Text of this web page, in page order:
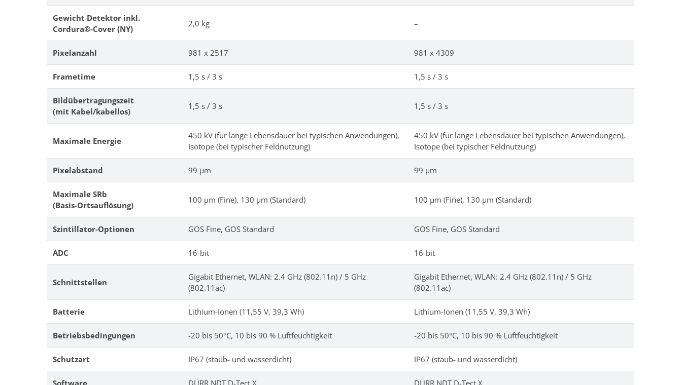
Gewicht Detektor inkl.
Cordura®-Cover (NY)
2,0 kg –
Pixelanzahl 981 x 2517 981 x 4309
Frametime 1,5 s / 3 s 1,5 s / 3 s
Bildübertragungszeit
(mit Kabel/kabellos)
1,5 s / 3 s 1,5 s / 3 s
Maximale Energie
450 kV (für lange Lebensdauer bei typischen Anwendungen),
Isotope (bei typischer Feldnutzung)
450 kV (für lange Lebensdauer bei typischen Anwendungen),
Isotope (bei typischer Feldnutzung)
Pixelabstand 99 μm 99 μm
Maximale SRb
(Basis-Ortsauflösung)
100 μm (Fine), 130 μm (Standard) 100 μm (Fine), 130 μm (Standard)
Szintillator-Optionen GOS Fine, GOS Standard GOS Fine, GOS Standard
ADC 16-bit 16-bit
Schnittstellen
Gigabit Ethernet, WLAN: 2.4 GHz (802.11n) / 5 GHz
(802.11ac)
Gigabit Ethernet, WLAN: 2.4 GHz (802.11n) / 5 GHz
(802.11ac)
Batterie Lithium-Ionen (11,55 V, 39,3 Wh) Lithium-Ionen (11,55 V, 39,3 Wh)
Betriebsbedingungen -20 bis 50°C, 10 bis 90 % Luftfeuchtigkeit -20 bis 50°C, 10 bis 90 % Luftfeuchtigkeit
Schutzart IP67 (staub- und wasserdicht) IP67 (staub- und wasserdicht)